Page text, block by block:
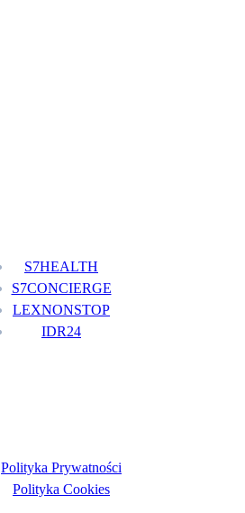
S7HEALTH
S7CONCIERGE
LEXNONSTOP
IDR24
Polityka Prywatności
Polityka Cookies